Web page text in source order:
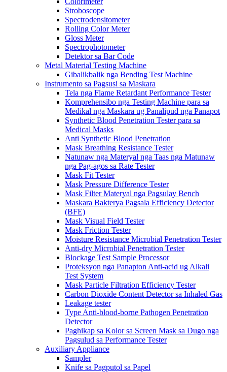
Stroboscope
Spectrodensitometer
Rolling Color Meter
Gloss Meter
Spectrophotometer
Detektor sa Bar Code
Metal Material Testing Machine
Gibalikbalik nga Bending Test Machine
Instrumento sa Pagsusi sa Maskara
Tela nga Flame Retardant Performance Tester
Komprehensibo nga Testing Machine para sa
Medikal nga Maskara ug Panalipud nga Panapot
Synthetic Blood Penetration Tester para sa
Medical Masks
Anti Synthetic Blood Penetration
Mask Breathing Resistance Tester
Natunaw nga Materyal nga Taas nga Matunaw
nga Pag-agos sa Rate Tester
Mask Fit Tester
Mask Pressure Difference Tester
Mask Filter Materyal nga Pagsulay Bench
Maskara Bakterya Pagsala Efficiency Detector
(BFE)
Mask Visual Field Tester
Mask Friction Tester
Moisture Resistance Microbial Penetration Tester
Anti-dry Microbial Penetration Tester
Blockage Test Sample Processor
Proteksyon nga Panapton Anti-acid ug Alkali
Test System
Mask Particle Filtration Efficiency Tester
Carbon Dioxide Content Detector sa Inhaled Gas
Leakage tester
Type Anti-blood-borne Pathogen Penetration
Detector
Paghikap sa Kolor sa Screen Mask sa Dugo nga
Pagsulud sa Performance Tester
Auxiliary Appliance
Sampler
Knife sa Pagputol sa Papel